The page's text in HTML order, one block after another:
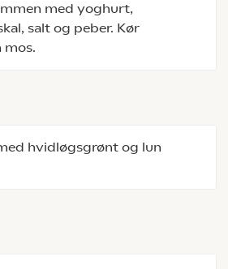
med yoghurt,
salt og peber. Kør
mos.
hvidløgsgrønt og lun